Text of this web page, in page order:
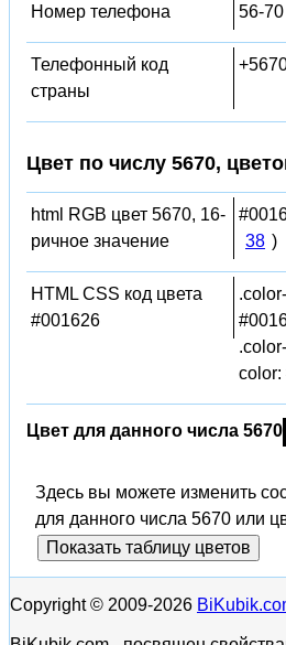
Номер телефона 56-70
Телефонный код
страны
Цвет по числу 5670,
html RGB цвет 5670, 16-
ричное значение
38 )
HTML CSS код цвета
#001626
color:
Цвет для данного числа 5670
Здесь вы можете изменить
для данного числа 5670 или
Показать таблицу цветов
Copyright © 2009-2026